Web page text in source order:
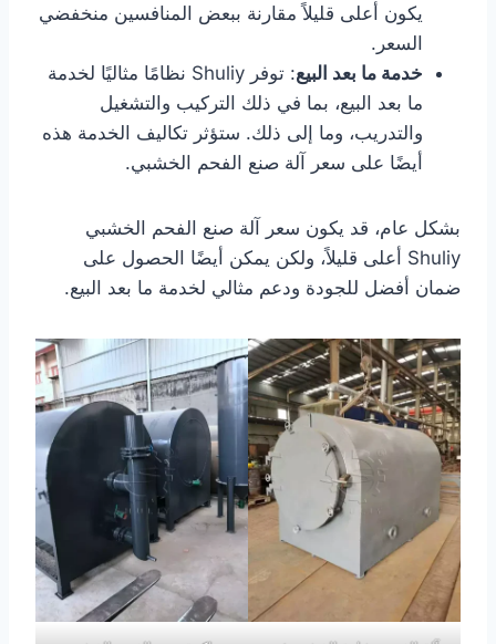
يكون أعلى قليلاً مقارنة ببعض المنافسين منخفضي
السعر.
خدمة ما بعد البيع
: توفر Shuliy نظامًا مثاليًا لخدمة
ما بعد البيع، بما في ذلك التركيب والتشغيل
والتدريب، وما إلى ذلك. ستؤثر تكاليف الخدمة هذه
أيضًا على سعر آلة صنع الفحم الخشبي.
بشكل عام، قد يكون سعر آلة صنع الفحم الخشبي
Shuliy أعلى قليلاً، ولكن يمكن أيضًا الحصول على
ضمان أفضل للجودة ودعم مثالي لخدمة ما بعد البيع.